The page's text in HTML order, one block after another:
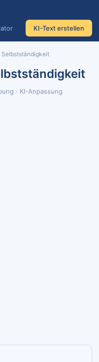
KI-Text erstellen
Selbstständigkeit
· KI-Anpassung